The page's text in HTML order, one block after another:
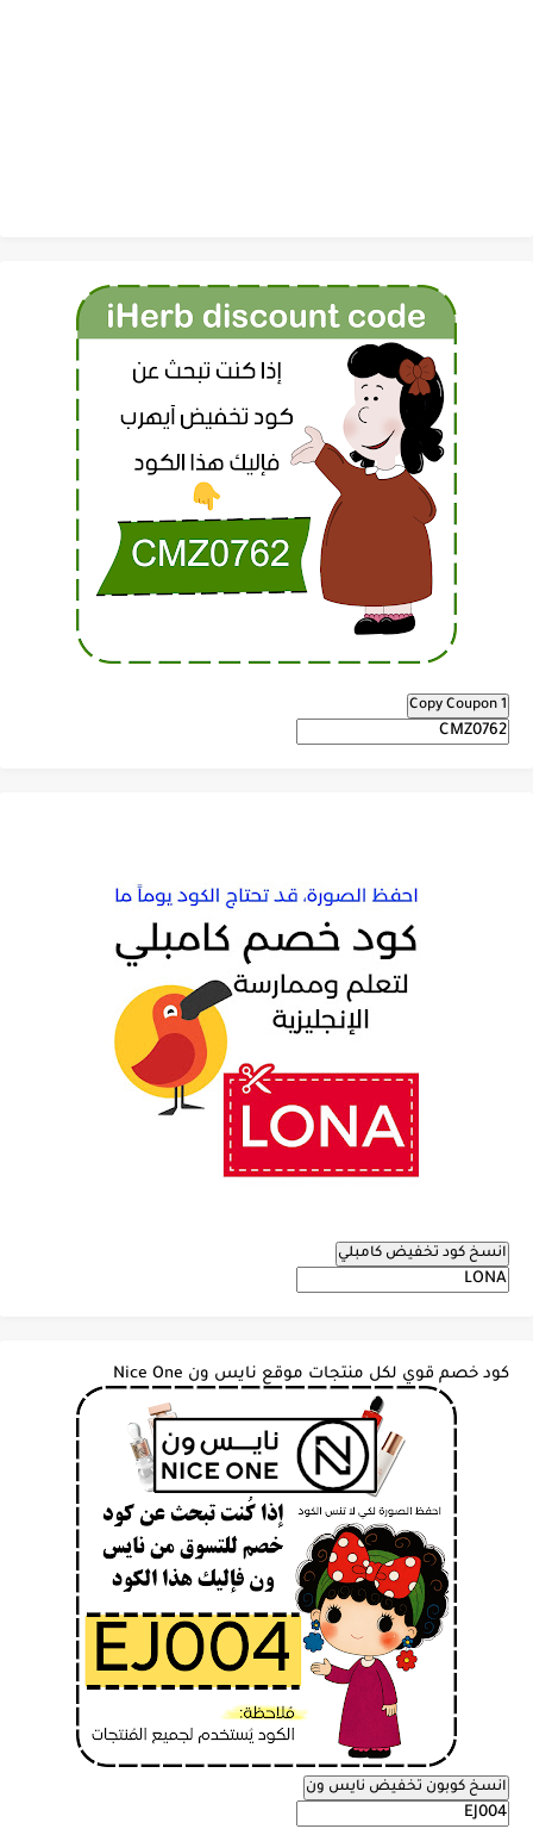
Copy Coupon 1
انسخ كود تخفيض كامبلي
كود خصم قوي لكل منتجات موقع نايس ون Nice One
انسخ كوبون تخفيض نايس ون